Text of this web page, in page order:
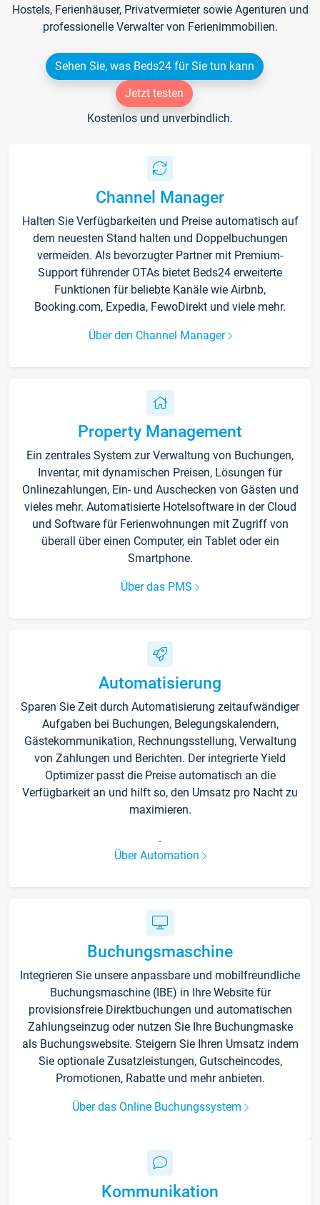
Hostels, Ferienhäuser, Privatvermieter sowie Agenturen und
professionelle Verwalter von Ferienimmobilien.
Sehen Sie, was Beds24 für Sie tun kann
Jetzt testen
Kostenlos und unverbindlich.
Channel Manager
Halten Sie Verfügbarkeiten und Preise automatisch auf
dem neuesten Stand halten und Doppelbuchungen
vermeiden. Als bevorzugter Partner mit Premium-
Support führender OTAs bietet Beds24 erweiterte
Funktionen für beliebte Kanäle wie Airbnb,
Booking.com, Expedia, FewoDirekt und viele mehr.
Über den Channel Manager
Property Management
Ein zentrales System zur Verwaltung von Buchungen,
Inventar, mit dynamischen Preisen, Lösungen für
Onlinezahlungen, Ein- und Auschecken von Gästen und
vieles mehr. Automatisierte Hotelsoftware in der Cloud
und Software für Ferienwohnungen mit Zugriff von
überall über einen Computer, ein Tablet oder ein
Smartphone.
Über das PMS
Automatisierung
Sparen Sie Zeit durch Automatisierung zeitaufwändiger
Aufgaben bei Buchungen, Belegungskalendern,
Gästekommunikation, Rechnungsstellung, Verwaltung
von Zahlungen und Berichten. Der integrierte Yield
Optimizer passt die Preise automatisch an die
Verfügbarkeit an und hilft so, den Umsatz pro Nacht zu
maximieren.
.
Über Automation
Buchungsmaschine
Integrieren Sie unsere anpassbare und mobilfreundliche
Buchungsmaschine (IBE) in Ihre Website für
provisionsfreie Direktbuchungen und automatischen
Zahlungseinzug oder nutzen Sie Ihre Buchungmaske
als Buchungswebsite. Steigern Sie Ihren Umsatz indem
Sie optionale Zusatzleistungen, Gutscheincodes,
Promotionen, Rabatte und mehr anbieten.
Über das Online Buchungssystem
Kommunikation